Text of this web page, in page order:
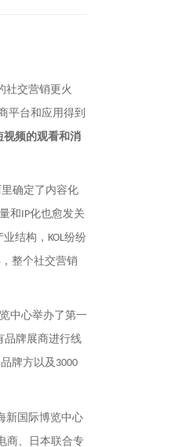
社交营销更火
平台和应用得到
视频的观看和消
里确定了内容化
和 IP化也愈发关
结构， KOL纷纷
整个社交营销
中心举办了第一
品牌展商进行线
牌方以及 3000
新国际博览中心
商、日本联合专